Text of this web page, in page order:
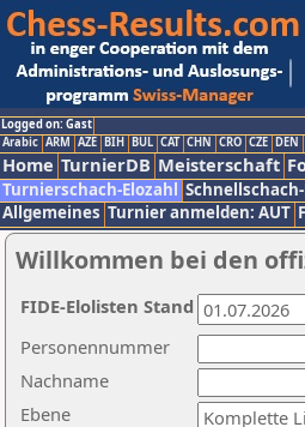
Logged on: Gast
Arabic ARM AZE BIH BUL CAT CHN CRO CZE DEN
Home TurnierDB Meisterschaft
Turnierschach-Elozahl
Allgemeines Turnier anmelden: AUT
Willkommen bei den
Nachname
Ebene
Personennummer
FIDE-Elolisten Stand